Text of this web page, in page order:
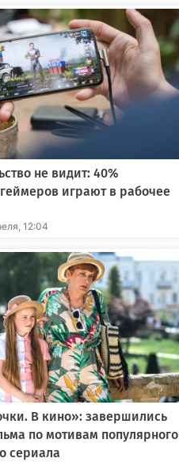
не видит: 40%
играют в рабочее
12:04
В кино»: завершились
по мотивам популярного
сериала